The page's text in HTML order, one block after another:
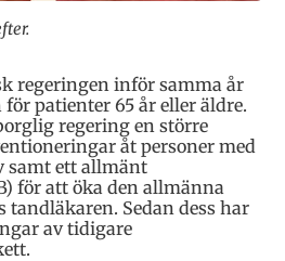
regeringen inför samma år
patienter 65 år eller äldre.
regering en större
åt personer med
samt ett allmänt
för att öka den allmänna
tandläkaren. Sedan dess har
av tidigare